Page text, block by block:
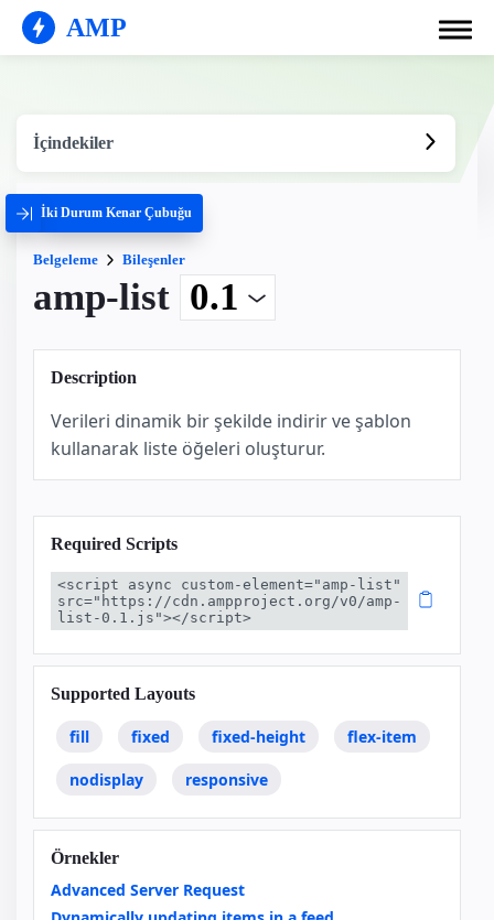
AMP
İçindekiler
İki Durum Kenar Çubuğu
Belgeleme Bileşenler
amp-list
Description
Verileri dinamik bir şekilde indirir ve şablon
kullanarak liste öğeleri oluşturur.
Required Scripts
<script async custom-element="amp-list"
src="https://cdn.ampproject.org/v0/amp-
list-0.1.js"></script>
Supported Layouts
fill fixed fixed-height flex-item
nodisplay responsive
Örnekler
Advanced Server Request